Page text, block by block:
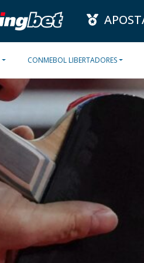
CONMEBOL LIBERTADORES